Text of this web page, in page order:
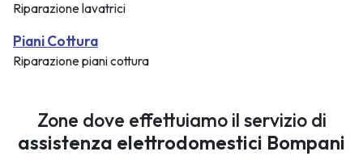
Riparazione lavatrici
Piani Cottura
Riparazione piani cottura
Zone dove effettuiamo il servizio di
assistenza elettrodomestici Bompani